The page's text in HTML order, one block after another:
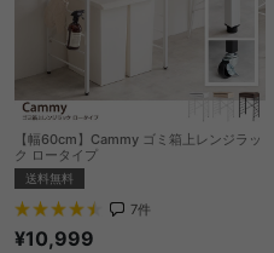
【幅60cm】Cammy ゴミ箱上レンジラッ
ク ロータイプ
送料無料
7件
¥10,999